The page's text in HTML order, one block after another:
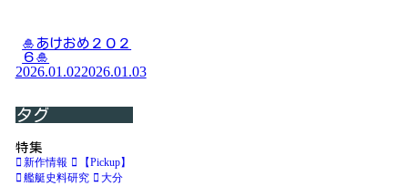
🎍あけおめ２０２
６🎍
2026.01.022026.01.03
タグ
特集
新作情報
【Pickup】
艦艇史料研究
大分